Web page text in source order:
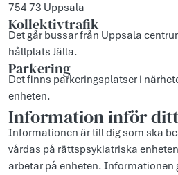
754 73 Uppsala
Kollektivtrafik
Det går bussar från Uppsala
hållplats Jälla.
Parkering
Det finns parkeringsplatser i
enheten.
Information inför
Informationen är till dig som ska
vårdas på rättspsykiatriska
arbetar på enheten. Informationen